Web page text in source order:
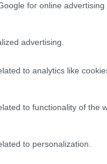
for online advertising
advertising.
to analytics like
to functionality of the
to personalization.
Nálunk sincs
megtartásáról
városának
Ádám